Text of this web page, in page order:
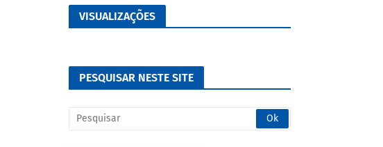
VISUALIZAÇÕES
PESQUISAR NESTE SITE